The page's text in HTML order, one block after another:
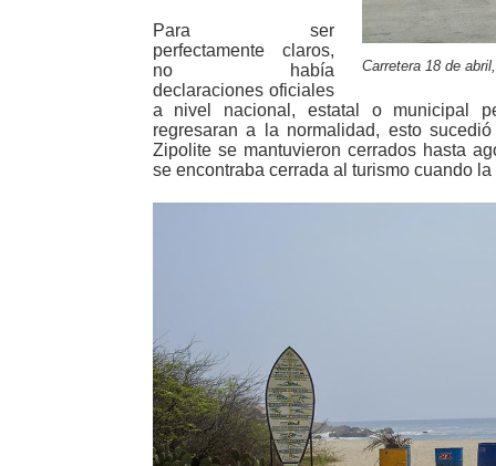
Carretera 18 de
Para ser
perfectamente claros,
no había
declaraciones oficiales
a nivel nacional, estatal o municipal
regresaran a la normalidad, esto
Zipolite se mantuvieron cerrados hasta
se encontraba cerrada al turismo cuando